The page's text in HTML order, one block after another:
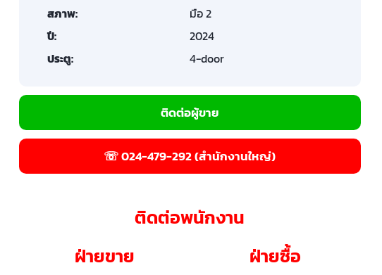
สภาพ:
มือ 2
ปี:
2024
ประตู:
4-door
ติดต่อผู้ขาย
☏ 024-479-292 (สำนักงานใหญ่)
ติดต่อพนักงาน
ฝ่ายขาย
ฝ่ายซื้อ